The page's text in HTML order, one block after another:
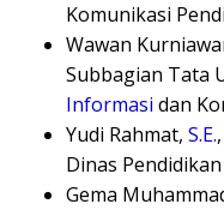
Komunikasi
Wawan
Subbagian Tata
Informasi dan
Yudi Rahmat, S.E.,
Dinas
Gema